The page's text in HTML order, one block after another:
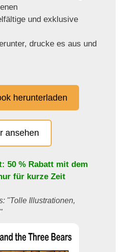
und exklusive
drucke es aus und
herunterladen
ansehen
50 % Rabatt mit dem
für kurze Zeit
"Tolle Illustrationen,